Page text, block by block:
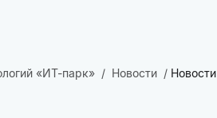
«ИТ-парк» Новости Новости